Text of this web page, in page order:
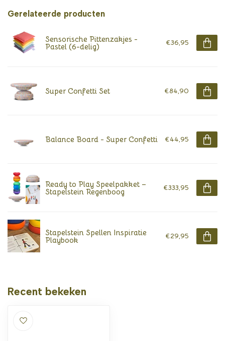
Gerelateerde producten
Sensorische Pittenzakjes -
Pastel (6-delig) €36,95
Super Confetti Set €84,90
Balance Board - Super Confetti €44,95
Ready to Play Speelpakket –
Stapelstein Regenboog €333,95
Stapelstein Spellen Inspiratie
Playbook €29,95
Recent bekeken